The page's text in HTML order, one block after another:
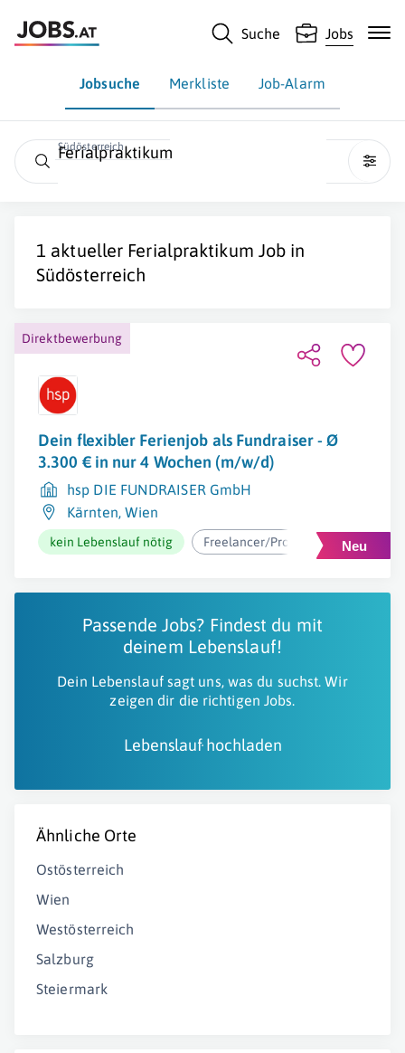
Suche Jobs
Jobsuche Merkliste Job-Alarm
Südösterreich
Ferialpraktikum
1 aktueller Ferialpraktikum Job in
Südösterreich
Direktbewerbung
Dein flexibler Ferienjob als Fundraiser - Ø
3.300 € in nur 4 Wochen (m/w/d)
hsp DIE FUNDRAISER GmbH
Kärnten, Wien
kein Lebenslauf nötig Freelancer/Projektarbeit
Passende Jobs? Findest du mit
deinem Lebenslauf!
Dein Lebenslauf sagt uns, was du suchst. Wir
zeigen dir die richtigen Jobs.
Lebenslauf hochladen
Ähnliche Orte
Ostösterreich
Wien
Westösterreich
Salzburg
Steiermark